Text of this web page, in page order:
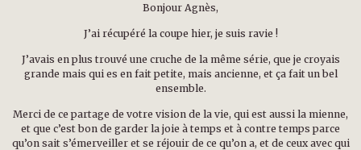
Bonjour Agnès,
J’ai récupéré la coupe hier, je suis ravie !
J’avais en plus trouvé une cruche de la même série, que je croyais
grande mais qui es en fait petite, mais ancienne, et ça fait un bel
ensemble.
Merci de ce partage de votre vision de la vie, qui est aussi la mienne,
et que c’est bon de garder la joie à temps et à contre temps parce
qu’on sait s’émerveiller et se réjouir de ce qu’on a, et de ceux avec qui